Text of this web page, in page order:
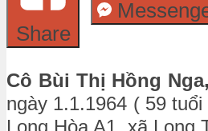
Share
Cô Bùi Thị Hồng
ngày 1.1.1964 ( 59
Long Hòa A1, xã Long